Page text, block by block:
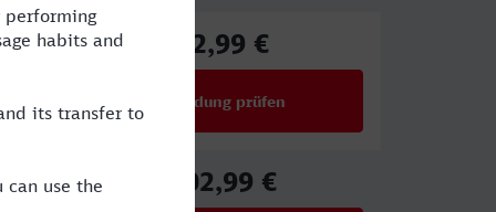
92,99 €
Verbindung prüfen
102,99 €